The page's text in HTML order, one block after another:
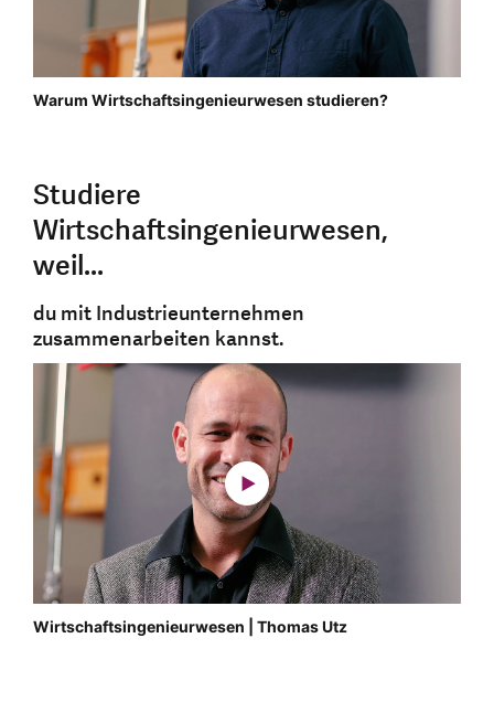
Warum Wirtschaftsingenieurwesen studieren?
Studiere
Wirtschaftsingenieurwesen,
weil...
du mit Industrieunternehmen
zusammenarbeiten kannst.
Wirtschaftsingenieurwesen | Thomas Utz